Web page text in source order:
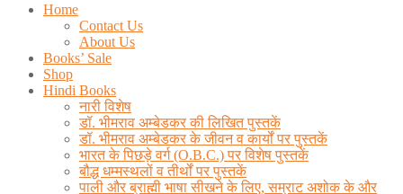
Home
Contact Us
About Us
Books’ Sale
Shop
Hindi Books
नारी विशेष
डॉ. भीमराव अम्बेडकर की लिखित पुस्तकें
डॉ. भीमराव अम्बेडकर के जीवन व कार्यों पर पुस्तकें
भारत के पिछड़े वर्ग (O.B.C.) पर विशेष पुस्तकें
बौद्ध धम्मस्थलों व तीर्थों पर पुस्तकें
पाली और ब्राह्मी भाषा सीखने के लिए, सम्राट अशोक के और